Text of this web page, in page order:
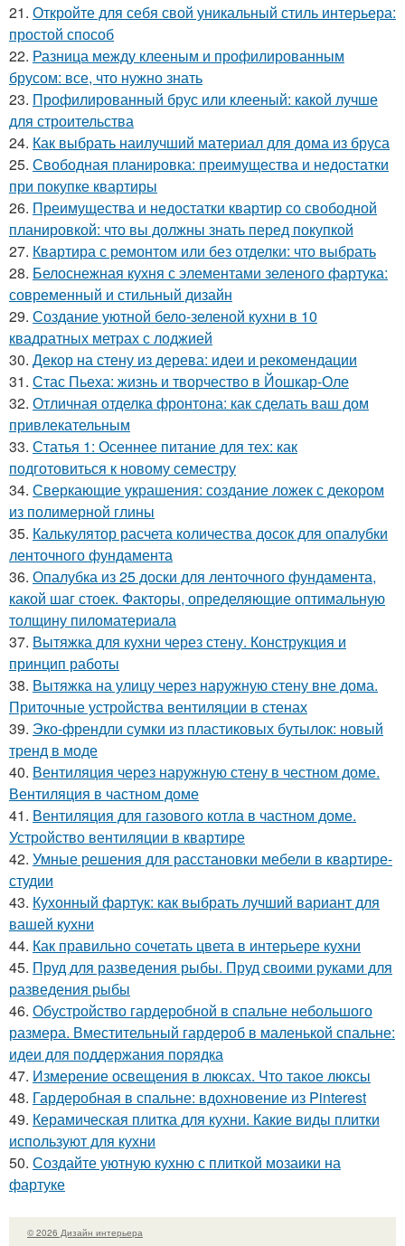
21. Откройте для себя свой уникальный стиль интерьера:
простой способ
22. Разница между клееным и профилированным
брусом: все, что нужно знать
23. Профилированный брус или клееный: какой лучше
для строительства
24. Как выбрать наилучший материал для дома из бруса
25. Свободная планировка: преимущества и недостатки
при покупке квартиры
26. Преимущества и недостатки квартир со свободной
планировкой: что вы должны знать перед покупкой
27. Квартира с ремонтом или без отделки: что выбрать
28. Белоснежная кухня с элементами зеленого фартука:
современный и стильный дизайн
29. Создание уютной бело-зеленой кухни в 10
квадратных метрах с лоджией
30. Декор на стену из дерева: идеи и рекомендации
31. Стас Пьеха: жизнь и творчество в Йошкар-Оле
32. Отличная отделка фронтона: как сделать ваш дом
привлекательным
33. Статья 1: Осеннее питание для тех: как
подготовиться к новому семестру
34. Сверкающие украшения: создание ложек с декором
из полимерной глины
35. Калькулятор расчета количества досок для опалубки
ленточного фундамента
36. Опалубка из 25 доски для ленточного фундамента,
какой шаг стоек. Факторы, определяющие оптимальную
толщину пиломатериала
37. Вытяжка для кухни через стену. Конструкция и
принцип работы
38. Вытяжка на улицу через наружную стену вне дома.
Приточные устройства вентиляции в стенах
39. Эко-френдли сумки из пластиковых бутылок: новый
тренд в моде
40. Вентиляция через наружную стену в честном доме.
Вентиляция в частном доме
41. Вентиляция для газового котла в частном доме.
Устройство вентиляции в квартире
42. Умные решения для расстановки мебели в квартире-
студии
43. Кухонный фартук: как выбрать лучший вариант для
вашей кухни
44. Как правильно сочетать цвета в интерьере кухни
45. Пруд для разведения рыбы. Пруд своими руками для
разведения рыбы
46. Обустройство гардеробной в спальне небольшого
размера. Вместительный гардероб в маленькой спальне:
идеи для поддержания порядка
47. Измерение освещения в люксах. Что такое люксы
48. Гардеробная в спальне: вдохновение из Pinterest
49. Керамическая плитка для кухни. Какие виды плитки
используют для кухни
50. Создайте уютную кухню с плиткой мозаики на
фартуке
© 2026 Дизайн интерьера